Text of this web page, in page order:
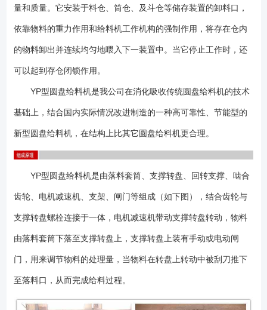
力特别大，寿命长； 5、传动机构是依靠本公司多年从事减速器设计制
造的丰富经验，并结合圆盘料机的实际工况，专门为其量身定做的专用减
速器。全部采用高精度的硬齿面齿轮，传动效率高，运行噪声低，使用寿
物料全部出料口卸出，不会散落在圆盘四周，保证了现场的清洁； 7、
减速器和回转机构各自独立润滑，均采用高质量的中压齿轮油油池润滑，
了电机与减速器之间的联轴器，故而从根本上解决了减速器高速轴漏油的
问题； 8、电机采用可采用变频电机，调节范围大，可充分调节物料流
铸有花格，在工作中可存储物料，使物料与物料之产生磨擦，大大提高了
衬板的使用寿命； 10、传动机构悬挂在圆盘下面，更换方便，并使整
架、底座、传动装置、回转支承、小齿轮、圆盘、衬板、套筒、接料槽、
下料口、调节闸门、刮板和注油管组成。 结构简图如下：
量和质量。它安装于料仓、筒仓、及斗仓等储存装置的卸料口，
依靠物料的重力作用和给料机工作机构的强制作用，将存在仓内
的物料卸出并连续均匀地喂入下一装置中。当它停止工作时，还
可以起到存仓闭锁作用。
YP型圆盘给料机是我公司在消化吸收传统圆盘给料机的技术
基础上，结合国内实际情况改进制造的一种高可靠性、节能型的
新型圆盘给料机，在结构上比其它圆盘给料机更合理。
YP型圆盘给料机是由落料套筒、支撑转盘、回转支撑、啮合
齿轮、电机减速机、支架、闸门等组成（如下图），结合齿轮与
支撑转盘螺栓连接于一体，电机减速机带动支撑转盘转动，物料
由落料套筒下落至支撑转盘上，支撑转盘上装有手动或电动闸
门，用来调节物料的处理量，当物料在转盘上转动中被刮刀推下
至落料口，从而完成给料过程。